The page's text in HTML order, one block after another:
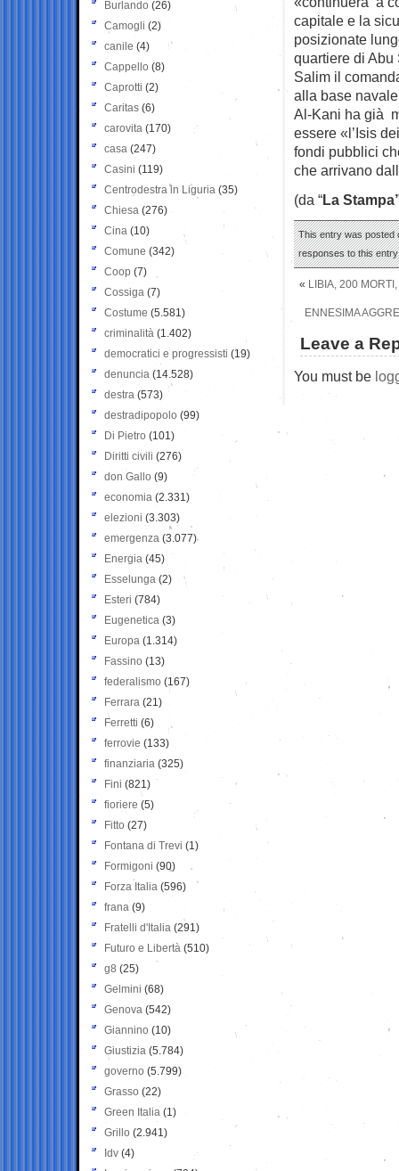
capitale e la
posizionate
quartiere di Abu
Salim il
alla base
Al-Kani ha già
essere «l’Isis
fondi pubblici
che arrivano
(da “La
This entry was posted
responses to this
« LIBIA, 200
ENNESIMA
Leave a
You must be
Burlando (26)
Camogli (2)
canile (4)
Cappello (8)
Caprotti (2)
Caritas (6)
carovita (170)
casa (247)
Casini (119)
Centrodestra in Liguria (35)
Chiesa (276)
Cina (10)
Comune (342)
Coop (7)
Cossiga (7)
Costume (5.581)
criminalità (1.402)
democratici e progressisti (19)
denuncia (14.528)
destra (573)
destradipopolo (99)
Di Pietro (101)
Diritti civili (276)
don Gallo (9)
economia (2.331)
elezioni (3.303)
emergenza (3.077)
Energia (45)
Esselunga (2)
Esteri (784)
Eugenetica (3)
Europa (1.314)
Fassino (13)
federalismo (167)
Ferrara (21)
Ferretti (6)
ferrovie (133)
finanziaria (325)
Fini (821)
fioriere (5)
Fitto (27)
Fontana di Trevi (1)
Formigoni (90)
Forza Italia (596)
frana (9)
Fratelli d'Italia (291)
Futuro e Libertà (510)
g8 (25)
Gelmini (68)
Genova (542)
Giannino (10)
Giustizia (5.784)
governo (5.799)
Grasso (22)
Green Italia (1)
Grillo (2.941)
Idv (4)